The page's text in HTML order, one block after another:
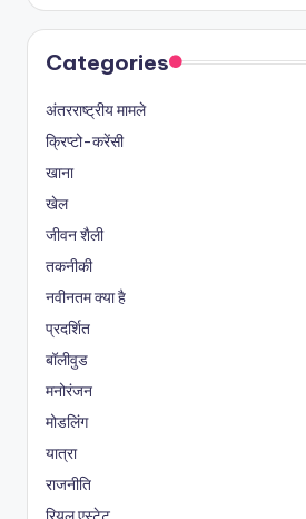
Categories
अंतरराष्ट्रीय मामले
क्रिप्टो-करेंसी
खाना
खेल
जीवन शैली
तकनीकी
नवीनतम क्या है
प्रदर्शित
बॉलीवुड
मनोरंजन
मोडलिंग
यात्रा
राजनीति